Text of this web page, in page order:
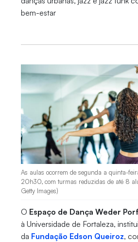
bem-estar
As aulas ocorrem de segunda a quinta-
20h30, com turmas reduzidas de até 8
Getty Images)
O Espaço de Dança Weder
à Universidade de Fortaleza,
da Fundação Edson Queiroz,